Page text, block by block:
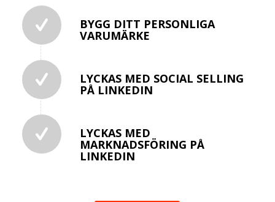
BYGG DITT PERSONLIGA
VARUMÄRKE
LYCKAS MED SOCIAL SELLING
PÅ LINKEDIN
LYCKAS MED
MARKNADSFÖRING PÅ
LINKEDIN